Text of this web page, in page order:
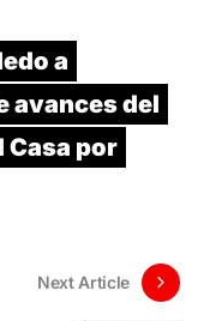
a
avances del
Casa por
Next Article